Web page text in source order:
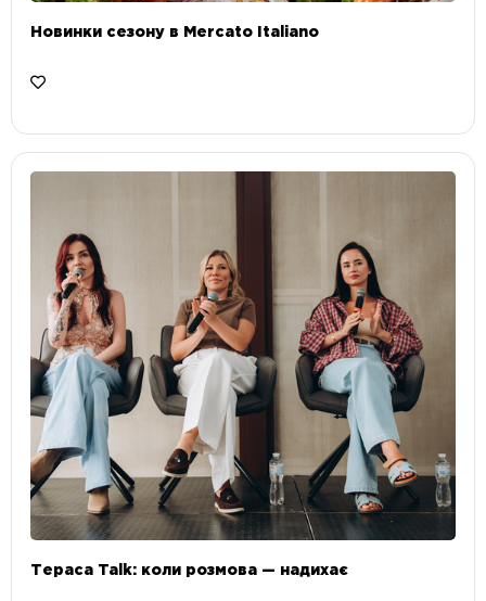
Новинки сезону в Mercato Italiano
Тераса Talk: коли розмова — надихає